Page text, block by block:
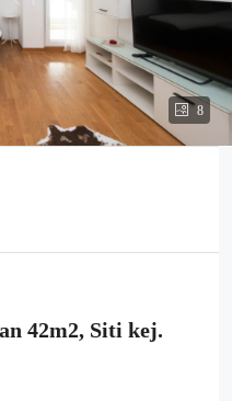
8
42m2, Siti kej.